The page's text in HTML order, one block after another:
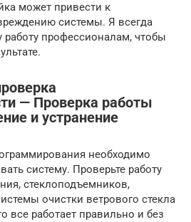
может привести к
системы. Я всегда
работу профессионалам, чтобы
— Проверка работы
и устранение
необходимо
систему. Проверьте работу
стеклоподъемников,
очистки ветрового стекла
все работает правильно и без